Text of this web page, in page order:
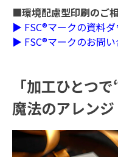
■環境配慮型印刷のご
▶ FSC®マークの資料
▶ FSC®マークのお問
「加工ひとつ
魔法のアレンジ